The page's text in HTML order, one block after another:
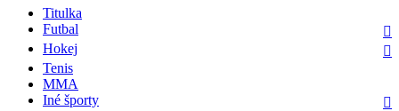
Titulka
Futbal
Hokej
Tenis
MMA
Iné športy